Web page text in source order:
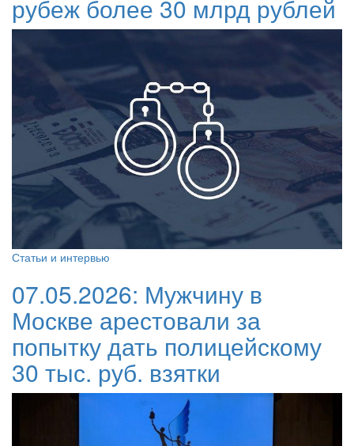
рубеж более 30 млрд рублей
Статьи и интервью
07.05.2026: Мужчину в
Москве арестовали за
попытку дать полицейскому
30 тыс. руб. взятки